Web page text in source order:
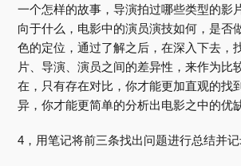
一个怎样的故事，导演拍过哪些类型的影
向于什么，电影中的演员演技如何，是否
色的定位，通过了解之后，在深入下去，
片、导演、演员之间的差异性，来作为比
在，只有存在对比，你才能更加直观的找
异，你才能更简单的分析出电影之中的优
4，用笔记将前三条找出问题进行总结并